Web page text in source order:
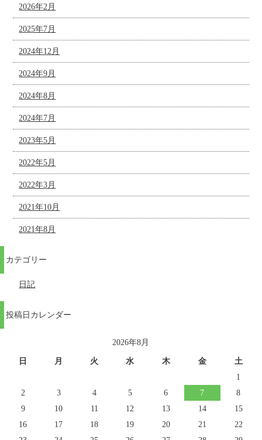
2026年2月
2025年7月
2024年12月
2024年9月
2024年8月
2024年7月
2023年5月
2022年5月
2022年3月
2021年10月
2021年8月
カテゴリー
日記
投稿日カレンダー
2026年8月
日 月 火 水 木 金
土
1
2
3 4 5 6 7
8
9
10 11 12 13 14
15
16
17 18 19 20 21
22